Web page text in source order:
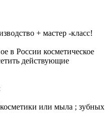
+ мастер -класс!
России косметическое
действующие
или мыла ; зубных